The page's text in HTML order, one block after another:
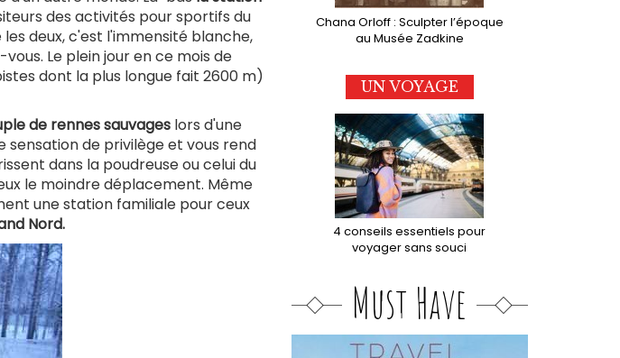
des activités pour sportifs du
deux, c'est l'immensité blanche,
Le plein jour en ce mois de
dont la plus longue fait 2600 m)
de rennes sauvages lors d'une
sensation de privilège et vous rend
dans la poudreuse ou celui du
le moindre déplacement. Même
une station familiale pour ceux
Nord.
Chana Orloff : Sculpter l’époque
au Musée Zadkine
UN VOYAGE
4 conseils essentiels pour
voyager sans souci
Must Have